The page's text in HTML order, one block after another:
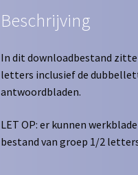
Beschrijving
In dit downloadbestand
letters inclusief de
antwoordbladen.
LET OP: er kunnen
bestand van groep 1/2